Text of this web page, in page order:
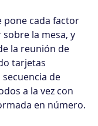
pone cada factor
la mesa, y
la reunión de
tarjetas
de
a la vez con
en número.